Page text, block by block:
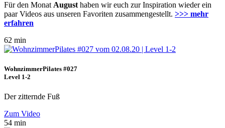
Für den Monat August haben wir euch zur Inspiration wieder ein
paar Videos aus unseren Favoriten zusammengestellt. >>> mehr
erfahren
62 min
WohnzimmerPilates #027
Level 1-2
Der zitternde Fuß
Zum Video
54 min